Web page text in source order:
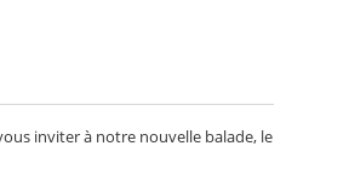
inviter à notre nouvelle balade, le